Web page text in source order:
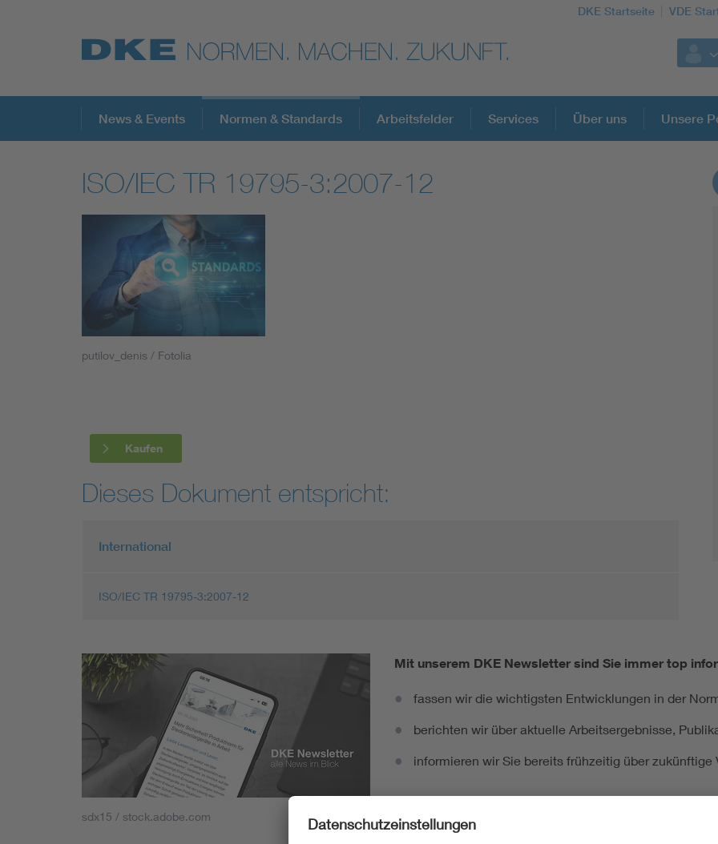
DKE Startseite VDE
Top-Themen
VDE Fokusthemen
Digital Security
Energy
Mobility
DKE Fachinformationen im Kontext der
News & Events Normen & Standards Arbeitsfelder Services Über uns Unsere
ISO/IEC TR 19795-3:2007-12
putilov_denis / Fotolia
Kaufen
Dieses Dokument entspricht:
International
ISO/IEC TR 19795-3:2007-12
sdx15 / stock.adobe.com
Mit unserem DKE Newsletter sind Sie immer top
fassen wir die wichtigsten Entwicklungen in der
berichten wir über aktuelle Arbeitsergebnisse,
informieren wir Sie bereits frühzeitig über zukünftige
Ich möchte den DKE Newsletter erhalten!